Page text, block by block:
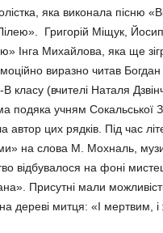
яка виконала пісню
Григорій Міщук,
Інга Михайлова, яка ще
виразно читав
В класу (вчителі Наталя
подяка учням Со­кальської
цих ряд­ків. Під час
на сло­ва M. Мохналь,
відбувало­ся на фоні
Присутні мали
на дереві митця: «І